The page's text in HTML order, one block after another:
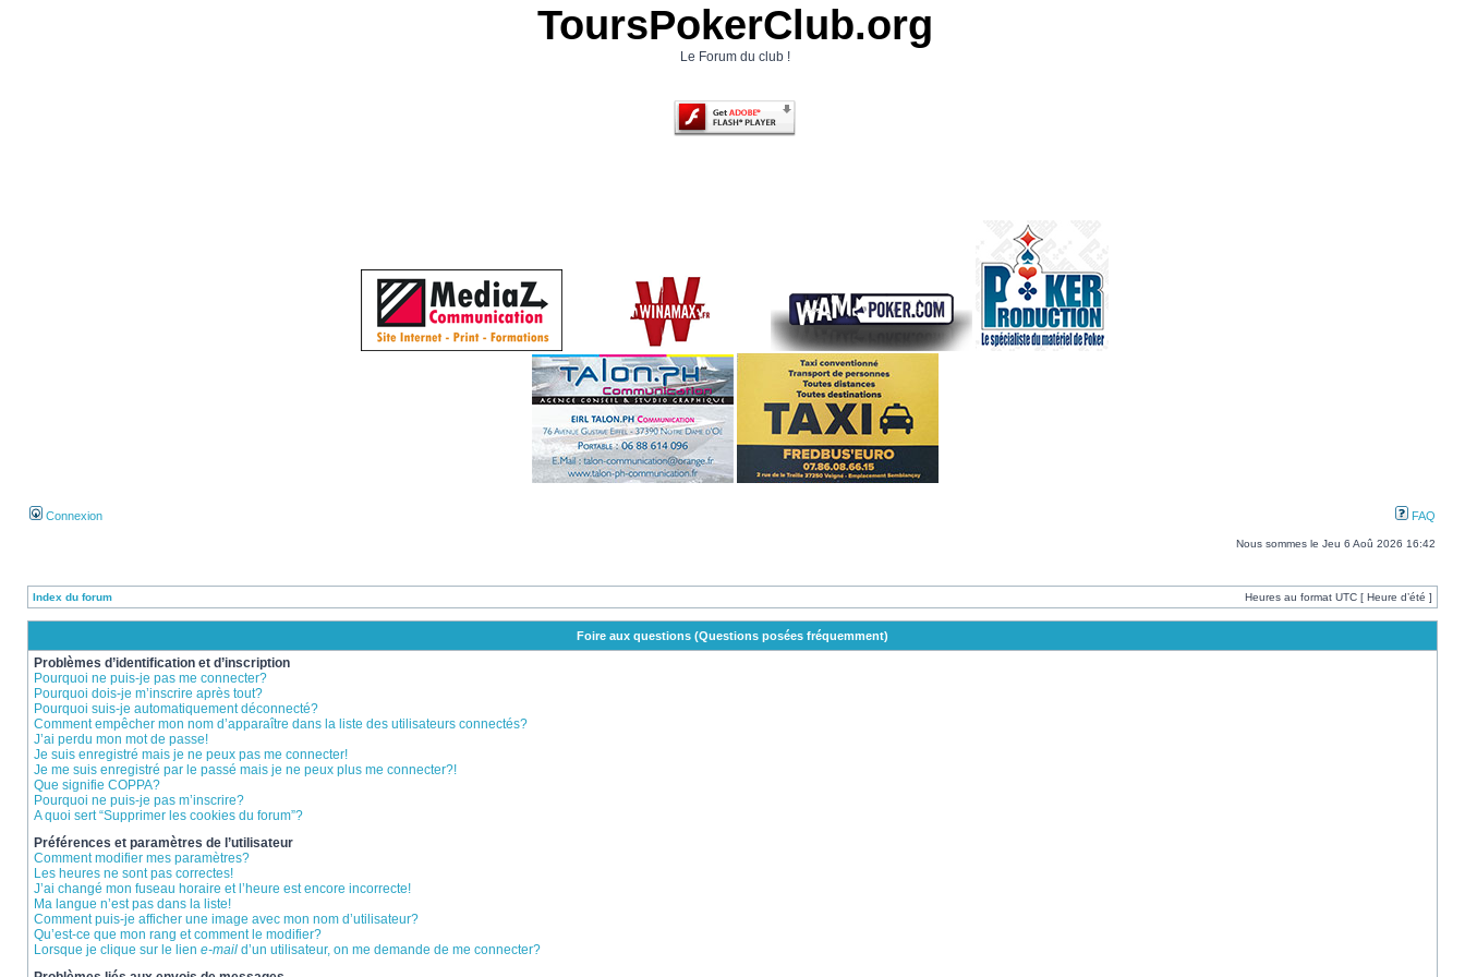
ToursPokerClub.org
Le Forum du club !
Connexion FAQ
Nous sommes le Jeu 6 Aoû 2026 16:42
Index du forum Heures au format UTC [ Heure d’été ]
Foire aux questions (Questions posées fréquemment)
Problèmes d’identification et d’inscription
Pourquoi ne puis-je pas me connecter?
Pourquoi dois-je m’inscrire après tout?
Pourquoi suis-je automatiquement déconnecté?
Comment empêcher mon nom d’apparaître dans la liste des utilisateurs connectés?
J’ai perdu mon mot de passe!
Je suis enregistré mais je ne peux pas me connecter!
Je me suis enregistré par le passé mais je ne peux plus me connecter?!
Que signifie COPPA?
Pourquoi ne puis-je pas m’inscrire?
A quoi sert “Supprimer les cookies du forum”?
Préférences et paramètres de l’utilisateur
Comment modifier mes paramètres?
Les heures ne sont pas correctes!
J’ai changé mon fuseau horaire et l’heure est encore incorrecte!
Ma langue n’est pas dans la liste!
Comment puis-je afficher une image avec mon nom d’utilisateur?
Qu’est-ce que mon rang et comment le modifier?
Lorsque je clique sur le lien e-mail d’un utilisateur, on me demande de me connecter?